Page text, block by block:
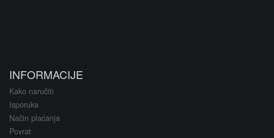
INFORMACIJE
Kako naručiti
Isporuka
Način plaćanja
Povrat